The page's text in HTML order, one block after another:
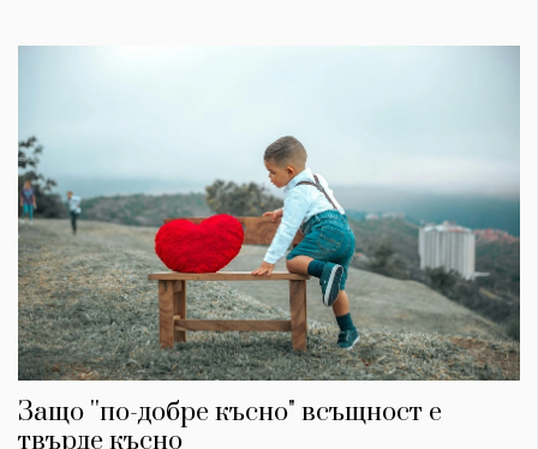
Защо ''по-добре късно" всъщност е
твърде късно
Soundcloud
Ако нашият сайт ви харесва, можете да се абонирате за
седмичния ни нюзлетър тук:
© 2026, HighViewArt | Всички права запазени